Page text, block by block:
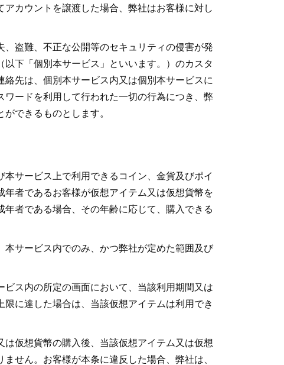
カウントを譲渡した場合、弊社はお客様に対し
盗難、不正な公開等のセキュリティの侵害が発
下「個別本サービス」といいます。）のカスタ
先は、個別本サービス内又は個別本サービスに
ードを利用して行われた一切の行為につき、弊
できるものとします。
サービス上で利用できるコイン、金貨及びポイ
者であるお客様が仮想アイテム又は仮想貨幣を
者である場合、その年齢に応じて、購入できる
サービス内でのみ、かつ弊社が定めた範囲及び
ス内の所定の画面において、当該利用期間又は
に達した場合は、当該仮想アイテムは利用でき
仮想貨幣の購入後、当該仮想アイテム又は仮想
せん。お客様が本条に違反した場合、弊社は、